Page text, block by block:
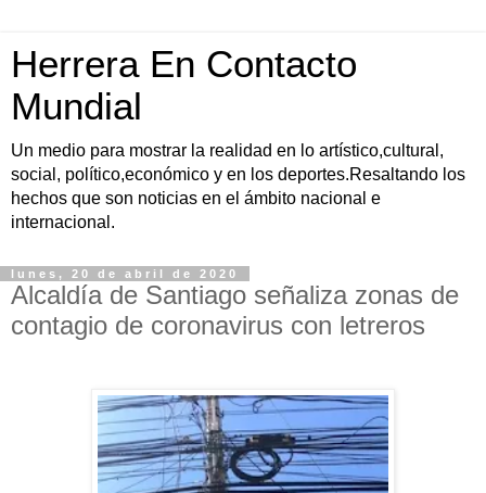
Herrera En Contacto
Mundial
Un medio para mostrar la realidad en lo artístico,cultural,
social, político,económico y en los deportes.Resaltando los
hechos que son noticias en el ámbito nacional e
internacional.
lunes, 20 de abril de 2020
Alcaldía de Santiago señaliza zonas de
contagio de coronavirus con letreros